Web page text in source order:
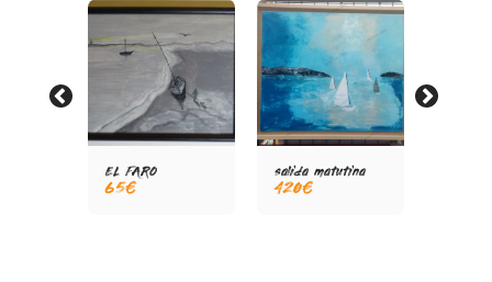
EL FARO
65€
salida matutina
420€